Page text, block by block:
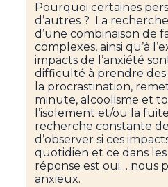
Pourquoi certaines
d’autres ? La
d’une combinaison de
complexes, ainsi qu’à
impacts de l’anxiété
difficulté à prendre des
la procrastination,
minute, alcoolisme et
l’isolement et/ou la
recherche constante
d’observer si ces
quotidien et ce dans
réponse est oui… nous
anxieux.